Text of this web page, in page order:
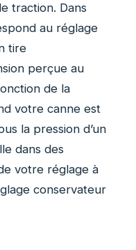
traction. Dans
au réglage
tire
perçue au
de la
votre canne est
la pression d’un
dans des
votre réglage à
conservateur